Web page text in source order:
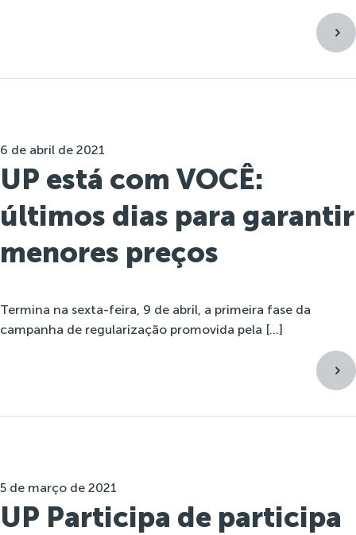
6 de abril de 2021
UP está com VOCÊ:
últimos dias para garantir
menores preços
Termina na sexta-feira, 9 de abril, a primeira fase da
campanha de regularização promovida pela […]
5 de março de 2021
UP Participa de participa